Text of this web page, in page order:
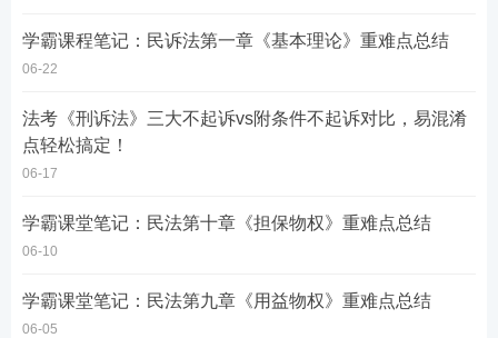
学霸课程笔记：民诉法第一章《基本理论》重难点总结
06-22
法考《刑诉法》三大不起诉vs附条件不起诉对比，易混淆
点轻松搞定！
06-17
学霸课堂笔记：民法第十章《担保物权》重难点总结
06-10
学霸课堂笔记：民法第九章《用益物权》重难点总结
06-05